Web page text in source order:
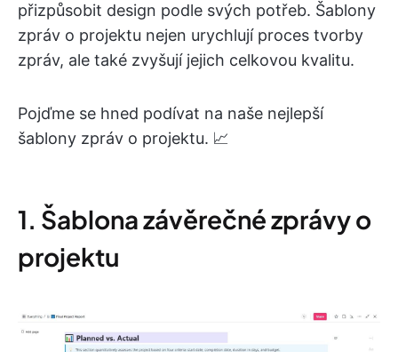
přizpůsobit design podle svých potřeb. Šablony
zpráv o projektu nejen urychlují proces tvorby
zpráv, ale také zvyšují jejich celkovou kvalitu.
Pojďme se hned podívat na naše nejlepší
šablony zpráv o projektu. 📈
1. Šablona závěrečné zprávy o
projektu